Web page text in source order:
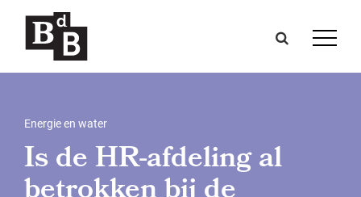
Energie en water
Is de HR-afdeling al